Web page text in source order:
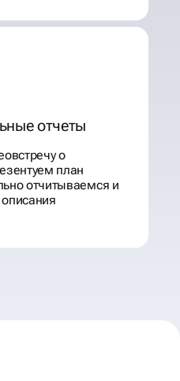
отчеты
о
план
отчитываемся и